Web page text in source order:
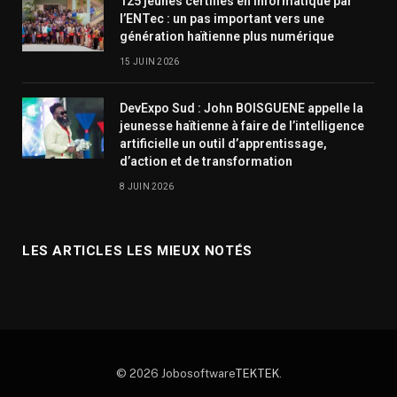
l’ENTec : un pas important vers une
génération haïtienne plus numérique
15 JUIN 2026
DevExpo Sud : John BOISGUENE appelle la
jeunesse haïtienne à faire de l’intelligence
artificielle un outil d’apprentissage,
d’action et de transformation
8 JUIN 2026
LES ARTICLES LES MIEUX NOTÉS
© 2026 JobosoftwareTEKTEK.